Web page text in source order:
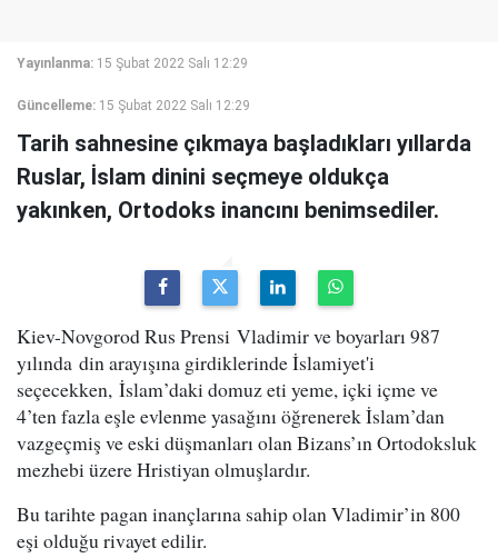
Yayınlanma: 15 Şubat 2022 Salı 12:29
Güncelleme: 15 Şubat 2022 Salı 12:29
Tarih sahnesine çıkmaya başladıkları yıllarda
Ruslar, İslam dinini seçmeye oldukça
yakınken, Ortodoks inancını benimsediler.
Kiev-Novgorod Rus Prensi Vladimir ve boyarları 987
yılında din arayışına girdiklerinde İslamiyet'i
seçecekken, İslam’daki domuz eti yeme, içki içme ve
4’ten fazla eşle evlenme yasağını öğrenerek İslam’dan
vazgeçmiş ve eski düşmanları olan Bizans’ın Ortodoksluk
mezhebi üzere Hristiyan olmuşlardır.
Bu tarihte pagan inançlarına sahip olan Vladimir’in 800
eşi olduğu rivayet edilir.